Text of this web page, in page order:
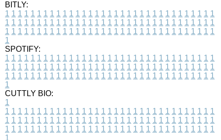
BITLY:
1 1 1 1 1 1 1 1 1 1 1 1 1 1 1 1 1 1 1 1 1 1 1 1 1 1 1 1 1 1 1 1 1
1 1 1 1 1 1 1 1 1 1 1 1 1 1 1 1 1 1 1 1 1 1 1 1 1 1 1 1 1 1 1 1 1
1 1 1 1 1 1 1 1 1 1 1 1 1 1 1 1 1 1 1 1 1 1 1 1 1 1 1 1 1 1 1 1 1
1
SPOTIFY:
1 1 1 1 1 1 1 1 1 1 1 1 1 1 1 1 1 1 1 1 1 1 1 1 1 1 1 1 1 1 1 1 1
1 1 1 1 1 1 1 1 1 1 1 1 1 1 1 1 1 1 1 1 1 1 1 1 1 1 1 1 1 1 1 1 1
1 1 1 1 1 1 1 1 1 1 1 1 1 1 1 1 1 1 1 1 1 1 1 1 1 1 1 1 1 1 1 1 1
1
CUTTLY BIO:
1
1 1 1 1 1 1 1 1 1 1 1 1 1 1 1 1 1 1 1 1 1 1 1 1 1 1 1 1 1 1 1 1 1
1 1 1 1 1 1 1 1 1 1 1 1 1 1 1 1 1 1 1 1 1 1 1 1 1 1 1 1 1 1 1 1 1
1 1 1 1 1 1 1 1 1 1 1 1 1 1 1 1 1 1 1 1 1 1 1 1 1 1 1 1 1 1 1 1 1
1